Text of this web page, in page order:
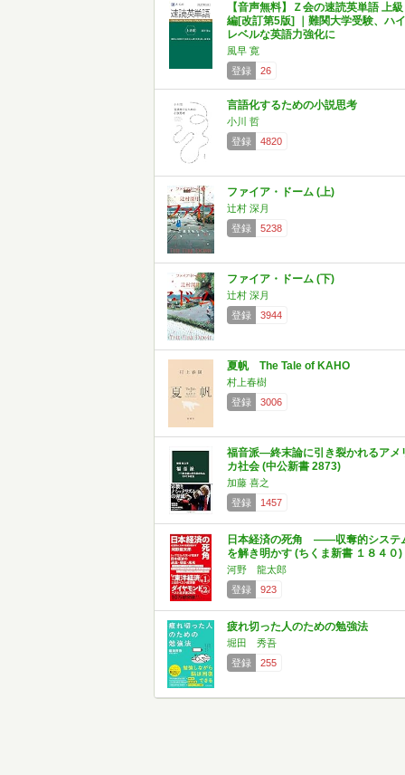
【音声無料】Ｚ会の速読英単語 上級
編[改訂第5版] ｜難関大学受験、ハイ
レベルな英語力強化に
風早 寛
登録
26
言語化するための小説思考
小川 哲
登録
4820
ファイア・ドーム (上)
辻村 深月
登録
5238
ファイア・ドーム (下)
辻村 深月
登録
3944
夏帆 The Tale of KAHO
村上春樹
登録
3006
福音派―終末論に引き裂かれるアメ
カ社会 (中公新書 2873)
加藤 喜之
登録
1457
日本経済の死角 ――収奪的システ
を解き明かす (ちくま新書 １８４０)
河野 龍太郎
登録
923
疲れ切った人のための勉強法
堀田 秀吾
登録
255